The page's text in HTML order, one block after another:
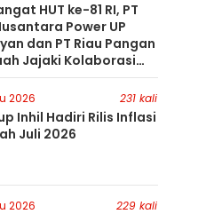
HUT ke-81 RI, PT
Power UP
dan PT Riau Pangan
Jajaki Kolaborasi
Limbah FABA
Dukung Swasembada
2026 231 kali
Inhil Hadiri Rilis Inflasi
Juli 2026
2026 229 kali